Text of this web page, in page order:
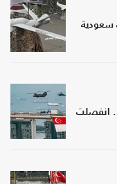
سعودية
انفصلت